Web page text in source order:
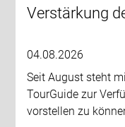
Verstärkung
04.08.2026
Seit August steht
TourGuide zur
vorstellen zu